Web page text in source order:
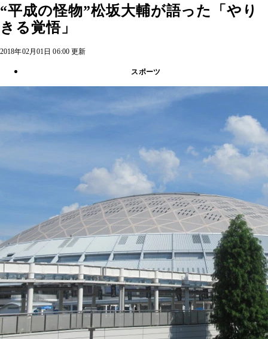
“平成の怪物”松坂大輔が語った「やり
きる覚悟」
2018年02月01日 06:00 更新
スポーツ